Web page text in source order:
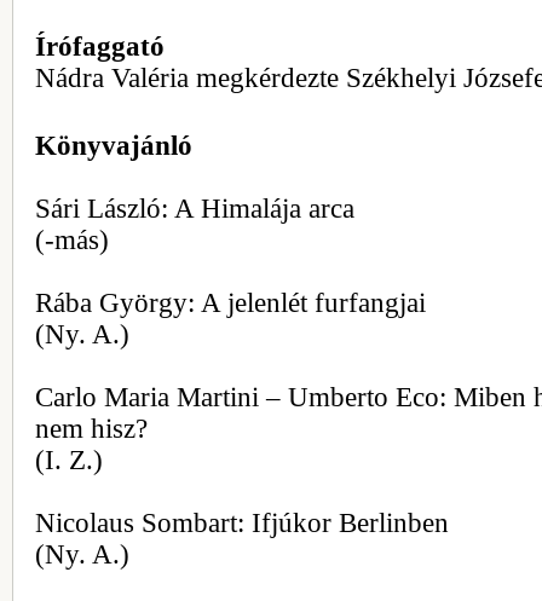
Írófaggató
Nádra Valéria megkérdezte Székhelyi
Könyvajánló
Sári László: A Himalája arca
(-más)
Rába György: A jelenlét furfangjai
(Ny. A.)
Carlo Maria Martini – Umberto Eco: Miben
nem hisz?
(I. Z.)
Nicolaus Sombart: Ifjúkor Berlinben
(Ny. A.)